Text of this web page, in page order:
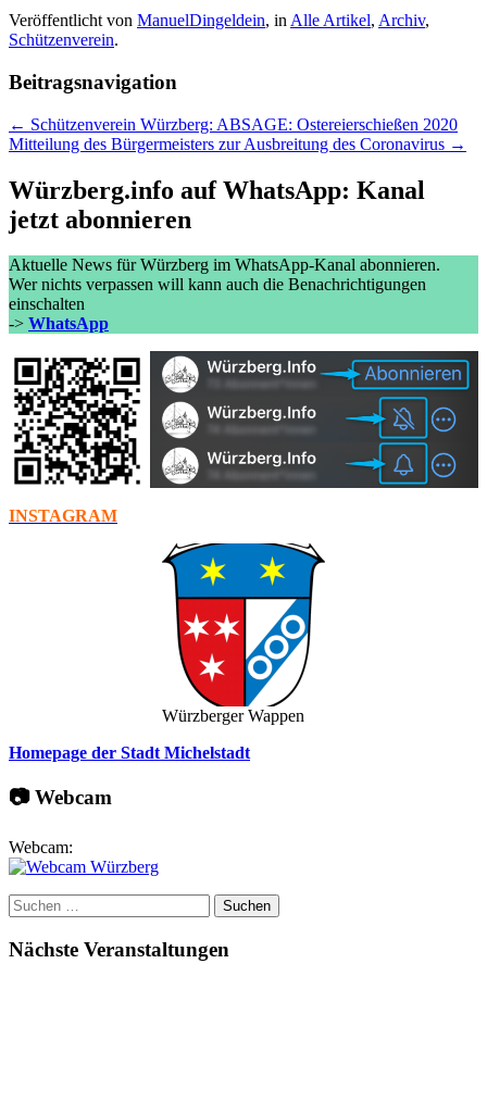
Veröffentlicht von ManuelDingeldein, in Alle Artikel, Archiv,
Schützenverein.
Beitragsnavigation
← Schützenverein Würzberg: ABSAGE: Ostereierschießen 2020
Mitteilung des Bürgermeisters zur Ausbreitung des Coronavirus →
Würzberg.info auf WhatsApp: Kanal
jetzt abonnieren
Aktuelle News für Würzberg im WhatsApp-Kanal abonnieren.
Wer nichts verpassen will kann auch die Benachrichtigungen
einschalten
-> WhatsApp
INSTAGRAM
Würzberger Wappen
Homepage der Stadt Michelstadt
📷 Webcam
Webcam:
Suchen
nach:
Nächste Veranstaltungen